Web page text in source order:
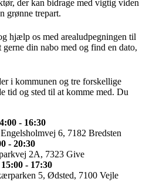
der kan bidrage med vigtig viden
grønne trepart.
hjælp os med arealudpegningen til
din nabo med og find en dato,
i kommunen og tre forskellige
tid og sted til at komme med. Du
- 16:30
6, 7182 Bredsten
- 20:30
2A, 7323 Give
- 17:30
5, Ødsted, 7100 Vejle